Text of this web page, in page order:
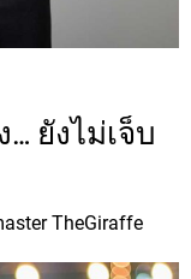
ยังไม่เจ็บ
TheGiraffe